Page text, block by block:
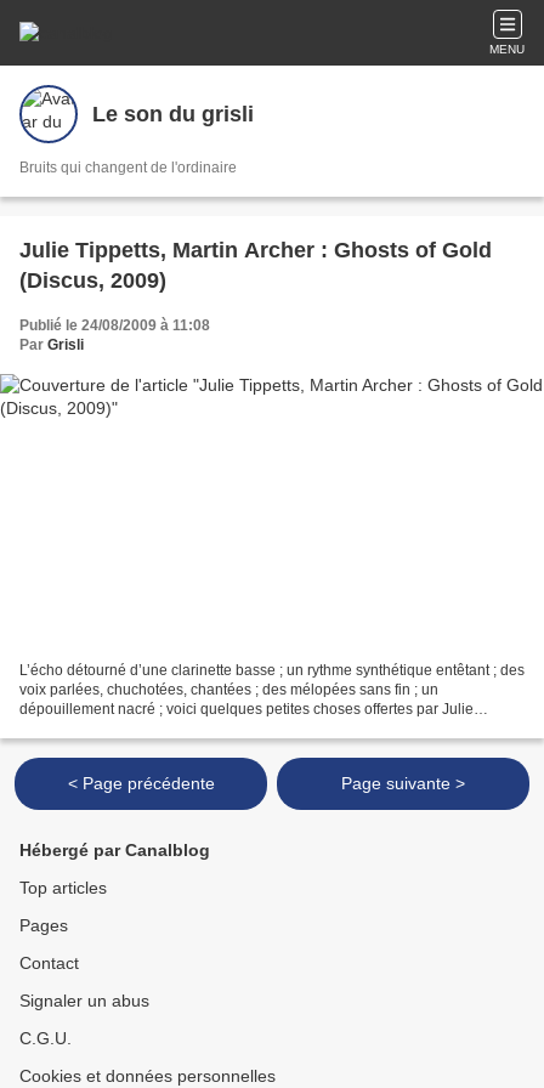
MENU
Le son du grisli
Bruits qui changent de l'ordinaire
Julie Tippetts, Martin Archer : Ghosts of Gold
(Discus, 2009)
Publié le 24/08/2009 à 11:08
Par Grisli
L’écho détourné d’une clarinette basse ; un rythme synthétique entêtant ; des
voix parlées, chuchotées, chantées ; des mélopées sans fin ; un
dépouillement nacré ; voici quelques petites choses offertes par Julie
< Page précédente Page suivante >
Hébergé par Canalblog
Top articles
Pages
Contact
Signaler un abus
C.G.U.
Cookies et données personnelles